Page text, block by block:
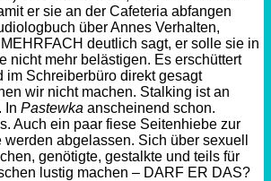
er sie an der Cafeteria abfangen
über Annes Verhalten,
deutlich sagt, er solle sie in
nicht mehr belästigen. Es erschüttert
im Schreiberbüro direkt gesagt
wir nicht machen. Stalking ist an
In Pastewka anscheinend schon.
Auch ein paar fiese Seitenhiebe zur
werden abgelassen. Sich über sexuell
, genötigte, gestalkte und teils für
lustig machen – DARF ER DAS?